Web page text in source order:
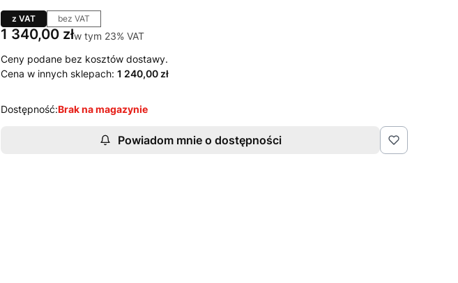
z VAT bez VAT
Cena
1 340,00 złw tym 23% VAT
w tym 23% VAT
Ceny podane bez kosztów dostawy.
Cena w innych sklepach: 1 240,00 zł
Dostępność:Brak na magazynie
Powiadom mnie o dostępności